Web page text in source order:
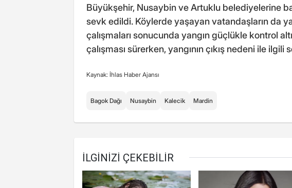
Büyükşehir, Nusaybin ve Artuklu belediyelerine
sevk edildi. Köylerde yaşayan vatandaşların da
çalışmaları sonucunda yangın güçlükle kontrol
çalışması sürerken, yangının çıkış nedeni ile
Kaynak: İhlas Haber Ajansı
Bagok Dağı Nusaybin Kalecik Mardin